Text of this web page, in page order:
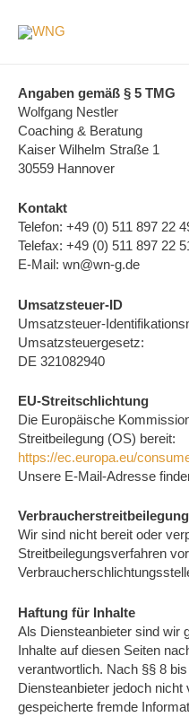
Angaben gemäß § 5 TMG
Wolfgang Nestler
Coaching & Beratung
Kaiser Wilhelm Straße 1
30559 Hannover
Kontakt
Telefon: +49 (0) 511 897 22
Telefax: +49 (0) 511 897 22
E-Mail: wn@wn-g.de
Umsatzsteuer-ID
Umsatzsteuer-
Umsatzsteuergesetz:
DE 321082940
EU-Streitschlichtung
Die Europäische
Streitbeilegung (OS) bereit:
https://ec.europa.eu/
Unsere E-Mail-Adresse
Wir sind nicht bereit oder
Streitbeilegungsverfahren
Haftung für Inhalte
Als Diensteanbieter sind wir
Inhalte auf diesen Seiten
verantwortlich. Nach §§ 8
Diensteanbieter jedoch
gespeicherte fremde